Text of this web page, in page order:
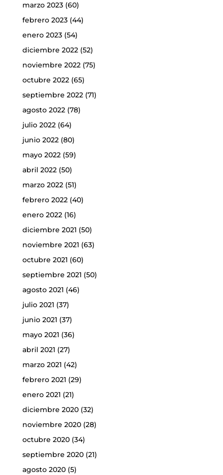
marzo 2023(60)
febrero 2023(44)
enero 2023(54)
diciembre 2022(52)
noviembre 2022(75)
octubre 2022(65)
septiembre 2022(71)
agosto 2022(78)
julio 2022(64)
junio 2022(80)
mayo 2022(59)
abril 2022(50)
marzo 2022(51)
febrero 2022(40)
enero 2022(16)
diciembre 2021 (50)
noviembre 2021 (63)
octubre 2021 (60)
septiembre 2021 (50)
agosto 2021 (46)
julio 2021 (37)
junio 2021 (37)
mayo 2021 (36)
abril 2021 (27)
marzo 2021 (42)
febrero 2021 (29)
enero 2021 (21)
diciembre 2020(32)
noviembre 2020(28)
octubre 2020(34)
septiembre 2020(21)
agosto 2020(5)